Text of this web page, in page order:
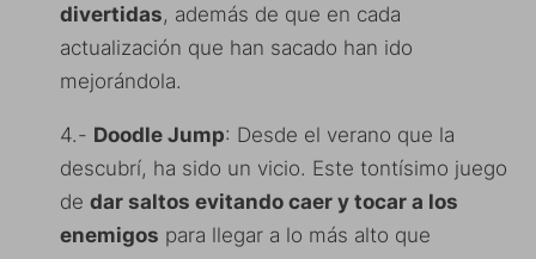
divertidas, además de que en cada
actualización que han sacado han ido
mejorándola.
4.- Doodle Jump: Desde el verano que la
descubrí, ha sido un vicio. Este tontísimo juego
de dar saltos evitando caer y tocar a los
enemigos para llegar a lo más alto que